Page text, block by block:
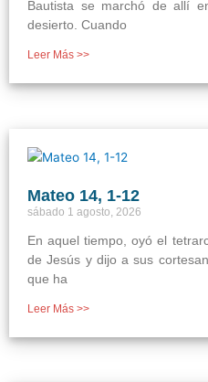
Bautista se marchó de allí
desierto. Cuando
Leer Más >>
Mateo 14, 1-12
sábado 1 agosto, 2026
En aquel tiempo, oyó el
de Jesús y dijo a sus
que ha
Leer Más >>